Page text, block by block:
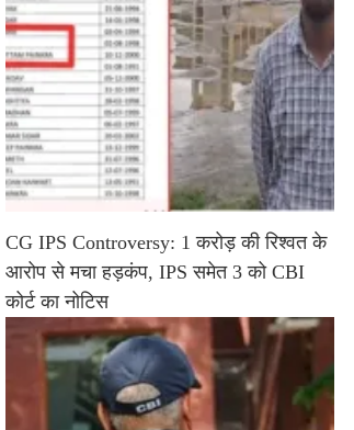
CG IPS Controversy: 1 करोड़ की रिश्वत के
आरोप से मचा हड़कंप, IPS समेत 3 को CBI
कोर्ट का नोटिस